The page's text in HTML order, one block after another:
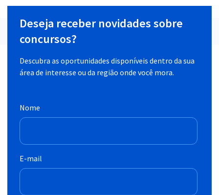
Deseja receber novidades sobre
concursos?
Descubra as oportunidades disponíveis dentro da sua
área de interesse ou da região onde você mora.
Nome
E-mail